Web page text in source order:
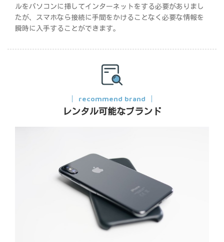
ルをパソコンに挿してインターネットをする必要がありまし
たが、スマホなら接続に手間をかけることなく必要な情報を
瞬時に入手することができます。
recommend brand
レンタル可能なブランド